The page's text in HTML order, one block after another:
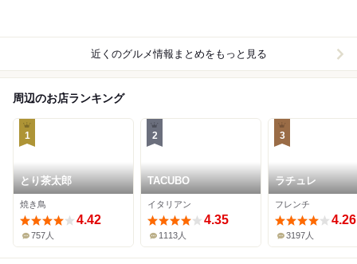
近くのグルメ情報まとめをもっと見る
周辺のお店ランキング
1
とり茶太郎
焼き鳥
4.42
757人
2
TACUBO
イタリアン
4.35
1113人
3
ラチュレ
フレンチ
4.26
3197人